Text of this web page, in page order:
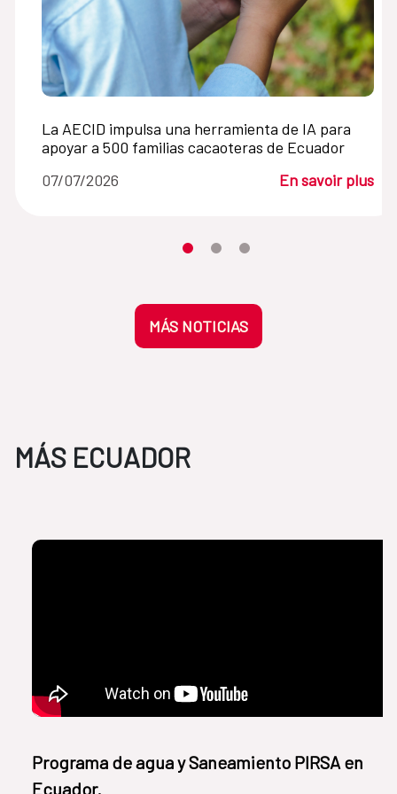
La AECID impulsa una herramienta de IA para
apoyar a 500 familias cacaoteras de Ecuador
07/07/2026
En savoir plus
Desplaza el carrusel hasta su
Desplaza el carrusel hasta su
Desplaza el carrusel
MÁS NOTICIAS
MÁS ECUADOR
Programa de agua y Saneamiento PIRSA en
Ecuador.